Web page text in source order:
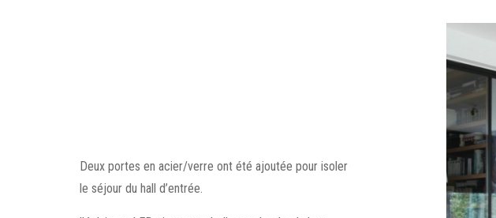
Deux portes en acier/verre ont été ajoutée pour isoler
le séjour du hall d’entrée.